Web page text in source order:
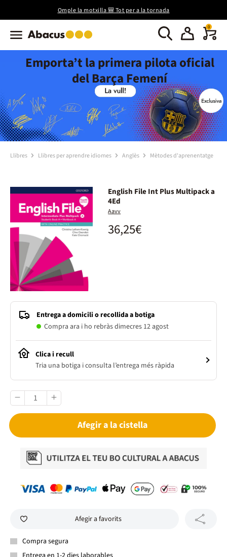
Omple la motxilla 🎒 Tot per a la tornada
0
Emporta’t la primera pilota oficial
del Barça Femení
Llibres Llibres per aprendre idiomes Anglès Mètodes d'aprenentatge
English File Int Plus Multipack a
4Ed
Aavv
36,25€
Entrega a domicili o recollida a botiga
Compra ara i ho rebràs dimecres 12 agost
Clica i recull
Tria una botiga i consulta l’entrega més ràpida
Afegir a la cistella
Afegir a favorits
Compra segura